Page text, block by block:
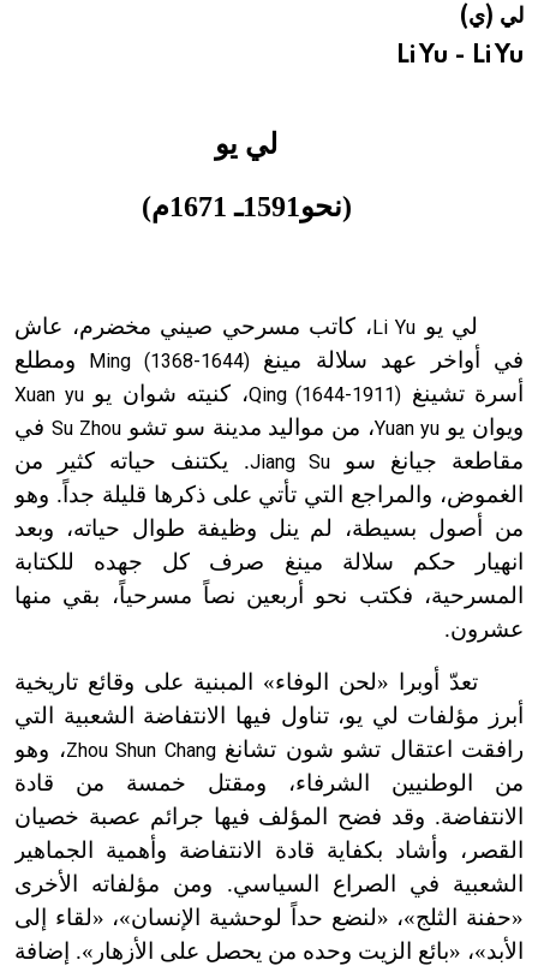
لي (ي)
Li Yu - Li Yu
لي يو
(نحو1591ـ 1671م)
لي يو Li Yu ، كاتب مسرحي صيني مخضرم، عاش
في أواخر عهد سلالة مينغMing (1368-1644)
ومطلع
أسرة تشينغ Qing (1644-1911)، كنيته شوان يوXuan yu
ويوان يو Yuan yu، من مواليد مدينة سو تشوSu Zhou في
مقاطعة جيانغ سوJiang Su. يكتنف حياته كثير من
الغموض، والمراجع التي تأتي على ذكرها قليلة جداً. وهو
من أصول بسيطة، لم ينل وظيفة طوال حياته، وبعد
انهيار حكم سلالة مينغ صرف كل جهده للكتابة
المسرحية، فكتب نحو أربعين نصاً مسرحياً، بقي منها
عشرون.
تعدّ أوبرا «لحن الوفاء» المبنية على وقائع تاريخية
أبرز مؤلفات لي يو، تناول فيها الانتفاضة الشعبية التي
رافقت اعتقال تشو شون تشانغZhou Shun Chang، وهو
من الوطنيين الشرفاء، ومقتل خمسة من قادة
الانتفاضة. وقد فضح المؤلف فيها جرائم عصبة خصيان
القصر، وأشاد بكفاية قادة الانتفاضة وأهمية الجماهير
الشعبية في الصراع السياسي. ومن مؤلفاته الأخرى
«حفنة الثلج»، «لنضع حداً لوحشية الإنسان»، «لقاء إلى
الأبد»، «بائع الزيت وحده من يحصل على الأزهار». إضافة